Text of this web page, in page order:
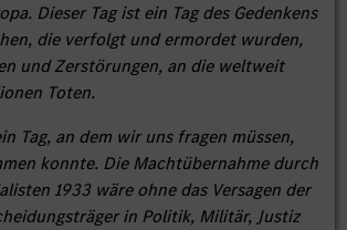
Dieser Tag ist ein Tag des Gedenkens
die verfolgt und ermordet wurden,
und Zerstörungen, an die weltweit
Toten.
Tag, an dem wir uns fragen müssen,
konnte. Die Machtübernahme durch
1933 wäre ohne das Versagen der
in Politik, Militär, Justiz